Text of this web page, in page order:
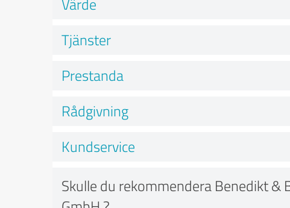
Tjänster
Prestanda
Rådgivning
Kundservice
Skulle du rekommendera Benedikt &